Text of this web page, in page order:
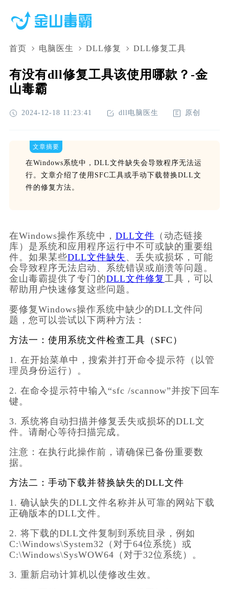
首页 电脑医生 DLL修复 DLL修复工具
有没有dll修复工具该使用哪款？-金
山毒霸
2024-12-18 11:23:41 dll电脑医生 原创
文章摘要
在Windows系统中，DLL文件缺失会导致程序无法运
行。文章介绍了使用SFC工具或手动下载替换DLL文
件的修复方法。
在Windows操作系统中， DLL文件 （动态链接
库）是系统和应用程序运行中不可或缺的重要组
件。如果某些DLL文件缺失 、丢失或损坏，可能
会导致程序无法启动、系统错误或崩溃等问题。
金山毒霸提供了专门的DLL文件修复工具，可以
帮助用户快速修复这些问题。
要修复Windows操作系统中缺少的DLL文件问
题，您可以尝试以下两种方法：
方法一：使用系统文件检查工具（SFC）
1. 在开始菜单中，搜索并打开命令提示符（以管
理员身份运行）。
2. 在命令提示符中输入“sfc /scannow”并按下回车
键。
3. 系统将自动扫描并修复丢失或损坏的DLL文
件。请耐心等待扫描完成。
注意： 在执行此操作前，请确保已备份重要数
据。
方法二：手动下载并替换缺失的DLL文件
1. 确认缺失的DLL文件名称并从可靠的网站下载
正确版本的DLL文件。
2. 将下载的DLL文件复制到系统目录，例如
C:\Windows\System32（对于64位系统）或
C:\Windows\SysWOW64（对于32位系统）。
3. 重新启动计算机以使修改生效。